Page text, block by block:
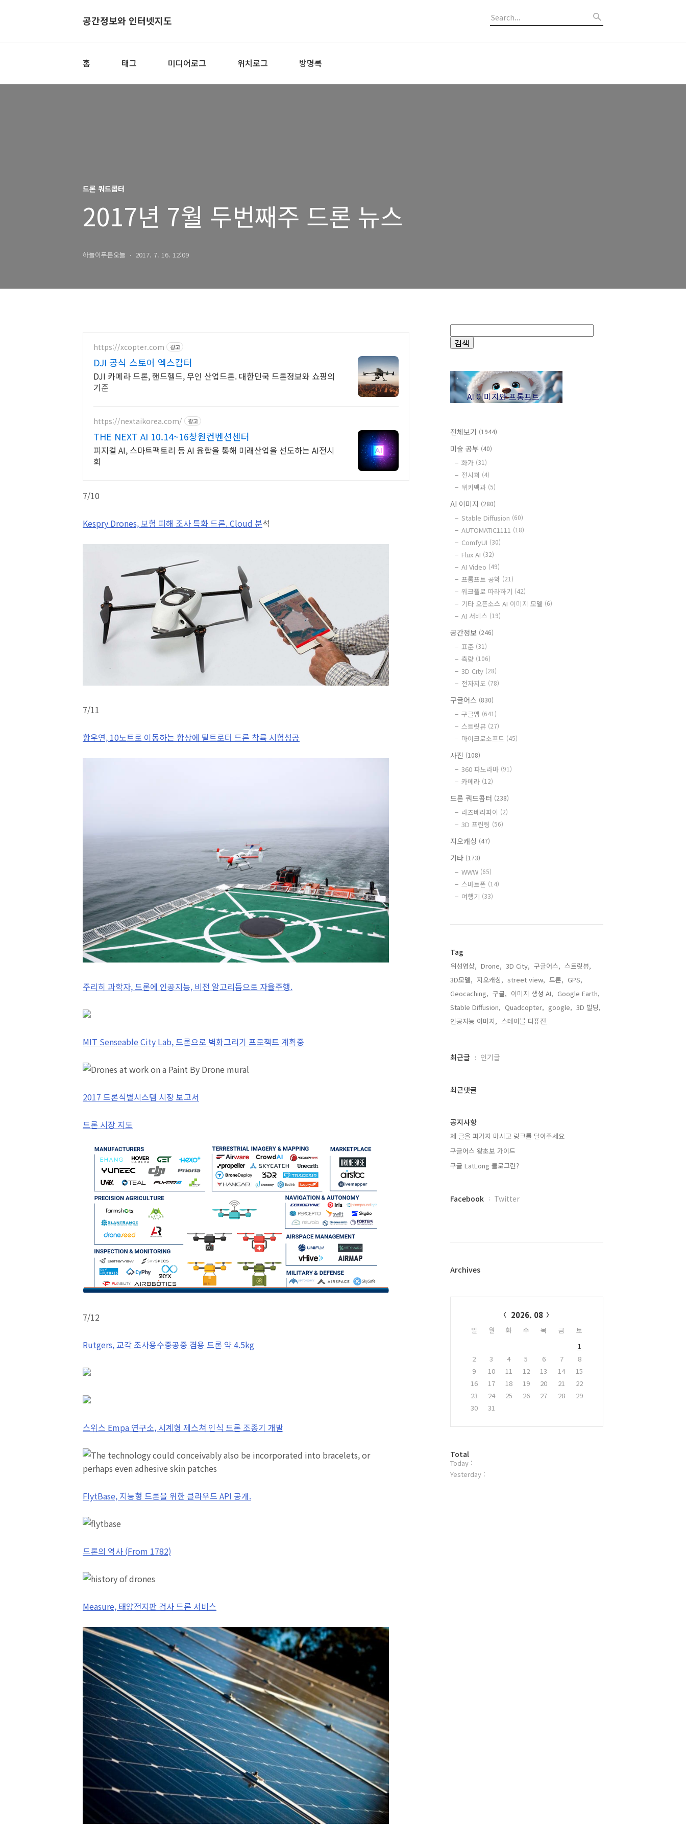
공간정보와 인터넷지도
홈 태그 미디어로그 위치로그 방명록
드론 쿼드콥터
2017년 7월 두번째주 드론 뉴스
하늘이푸른오늘 2017. 7. 16. 12:09
https://xcopter.com 광고
DJI 공식 스토어 엑스캅터
DJI 카메라 드론, 핸드헬드, 무인 산업드론. 대한민국 드론정보와 쇼핑의
기준
https://nextaikorea.com/ 광고
THE NEXT AI 10.14~16창원컨벤션센터
피지컬 AI, 스마트팩토리 등 AI 융합을 통해 미래산업을 선도하는 AI전시
회
7/10
Kespry Drones, 보험 피해 조사 특화 드론. Cloud 분석
7/11
항우연, 10노트로 이동하는 함상에 틸트로터 드론 착륙 시험성공
주리히 과학자, 드론에 인공지능, 비전 알고리듬으로 자율주행.
MIT Senseable City Lab, 드론으로 벽화그리기 프로젝트 계획중
2017 드론식별시스템 시장 보고서
드론 시장 지도
7/12
Rutgers, 교각 조사용수중공중 겸용 드론 약 4.5kg
스위스 Empa 연구소, 시계형 제스쳐 인식 드론 조종기 개발
FlytBase, 지능형 드론을 위한 클라우드 API 공개.
드론의 역사 (From 1782)
Measure, 태양전지판 검사 드론 서비스
전체보기 (1944)
미술 공부 (40)
화가 (31)
전시회 (4)
위키백과 (5)
AI 이미지 (280)
Stable Diffusion (60)
AUTOMATIC1111 (18)
ComfyUI (30)
Flux AI (32)
AI Video (49)
프롬프트 공학 (21)
워크플로 따라하기 (42)
기타 오픈소스 AI 이미지 모델 (6)
AI 서비스 (19)
공간정보 (246)
표준 (31)
측량 (106)
3D City (28)
전자지도 (78)
구글어스 (830)
구글맵 (641)
스트릿뷰 (27)
마이크로소프트 (45)
사진 (108)
360 파노라마 (91)
카메라 (12)
드론 쿼드콥터 (238)
라즈베리파이 (2)
3D 프린팅 (56)
지오캐싱 (47)
기타 (173)
WWW (65)
스마트폰 (14)
여행기 (33)
Tag
위성영상, Drone, 3D City, 구글어스, 스트릿뷰,
3D모델, 지오캐싱, street view, 드론, GPS,
Geocaching, 구글, 이미지 생성 AI, Google Earth,
Stable Diffusion, Quadcopter, google, 3D 빌딩,
인공지능 이미지, 스테이블 디퓨전,
최
과
글
최근글 인기글
최근댓글
공지사항
제 글을 퍼가지 마시고 링크를 달아주세요
구글어스 왕초보 가이드
구글 LatLong 블로그란?
페
플
Facebook Twitter
Archives
2026. 08
일 월 화 수 목 금
토
1
2
3 4 5 6 7
8
9
10 11 12 13 14
15
16
17 18 19 20 21
22
23
24 25 26 27 28
29
30
31
방
문
자
Total
Today :
Yesterday :